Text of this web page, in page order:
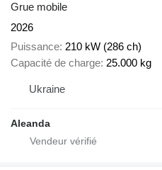
Grue mobile
2026
Puissance 210 kW (286 ch)
Capacité de charge 25.000 kg
Ukraine
Aleanda